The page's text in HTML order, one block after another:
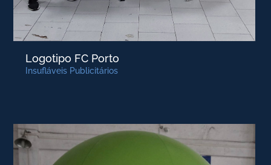
Logotipo FC Porto
Insufláveis Publicitários